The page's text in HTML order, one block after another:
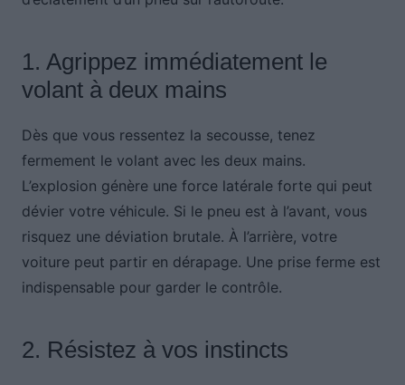
1. Agrippez immédiatement le
volant à deux mains
Dès que vous ressentez la secousse, tenez
fermement le volant avec les deux mains.
L’explosion génère une force latérale forte qui peut
dévier votre véhicule. Si le pneu est à l’avant, vous
risquez une déviation brutale. À l’arrière, votre
voiture peut partir en dérapage. Une prise ferme est
indispensable pour garder le contrôle.
2. Résistez à vos instincts